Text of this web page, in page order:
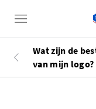
Wat zijn de
van mijn logo?